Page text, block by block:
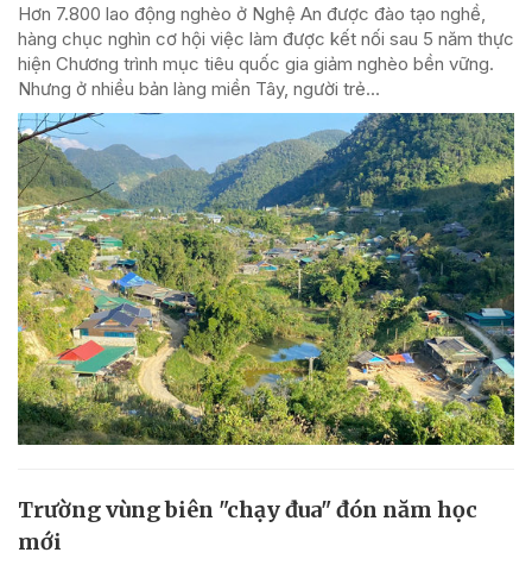
Hơn 7.800 lao động nghèo ở Nghệ An được đào tạo nghề,
hàng chục nghìn cơ hội việc làm được kết nối sau 5 năm thực
hiện Chương trình mục tiêu quốc gia giảm nghèo bền vững.
Nhưng ở nhiều bản làng miền Tây, người trẻ...
Trường vùng biên "chạy đua" đón năm học
mới